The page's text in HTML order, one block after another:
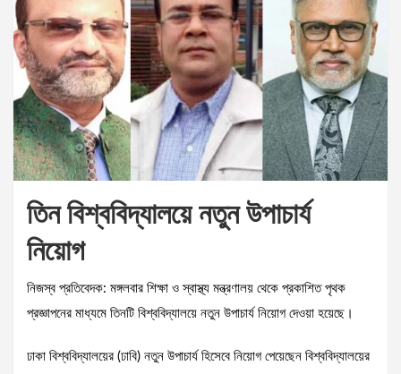
তিন বিশ্ববিদ্যালয়ে নতুন উপাচার্য
নিয়োগ
নিজস্ব প্রতিবেদক: মঙ্গলবার শিক্ষা ও স্বাস্থ্য মন্ত্রণালয় থেকে প্রকাশিত পৃথক
প্রজ্ঞাপনের মাধ্যমে তিনটি বিশ্ববিদ্যালয়ে নতুন উপাচার্য নিয়োগ দেওয়া হয়েছে।
ঢাকা বিশ্ববিদ্যালয়ের (ঢাবি) নতুন উপাচার্য হিসেবে নিয়োগ পেয়েছেন বিশ্ববিদ্যালয়ের